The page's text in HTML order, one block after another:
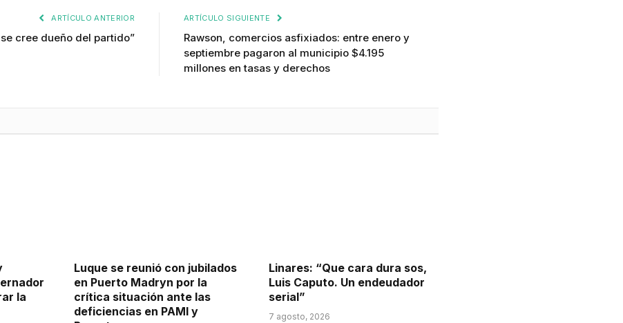
ARTÍCULO ANTERIOR
cree dueño del partido”
ARTÍCULO SIGUIENTE
Rawson, comercios asfixiados: entre enero y
septiembre pagaron al municipio $4.195
millones en tasas y derechos
la
Luque se reunió con jubilados
en Puerto Madryn por la
crítica situación ante las
deficiencias en PAMI y
Linares: “Que cara dura sos,
Luis Caputo. Un endeudador
serial”
7 agosto, 2026